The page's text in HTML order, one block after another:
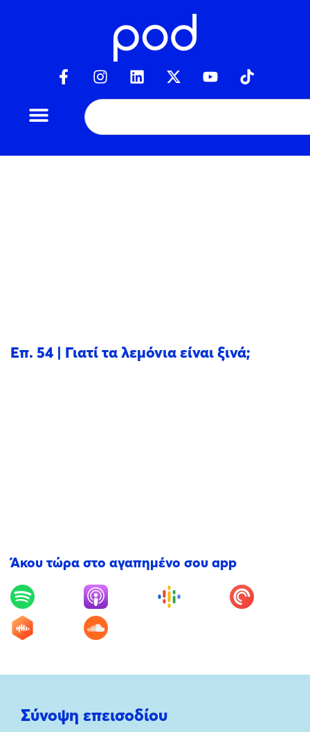
Επ. 54 | Γιατί τα λεμόνια είναι ξινά;
Άκου τώρα στο αγαπημένο σου app
Σύνοψη επεισοδίου